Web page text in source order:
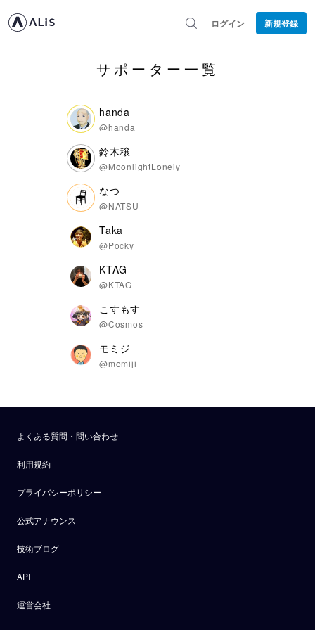
ログイン 新規登録
サポーター一覧
handa
@handa
鈴木穣
@MoonlightLoneiy
なつ
@NATSU
Taka
@Pocky
KTAG
@KTAG
こすもす
@Cosmos
モミジ
@momiji
よくある質問・問い合わせ
利用規約
プライバシーポリシー
公式アナウンス
技術ブログ
API
運営会社